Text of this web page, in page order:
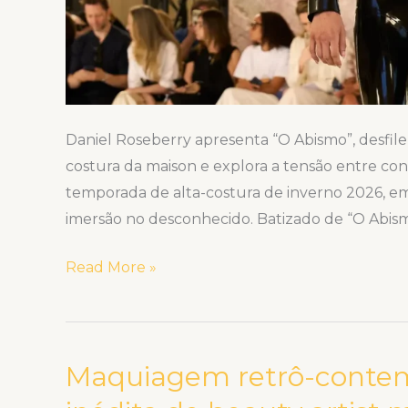
Daniel Roseberry apresenta “O Abismo”,
costura da maison e explora a tensão entre
temporada de alta-costura de inverno 2026,
imersão no desconhecido. Batizado de “O
Read More »
Maquiagem retrô-
Maquiagem
retrô-